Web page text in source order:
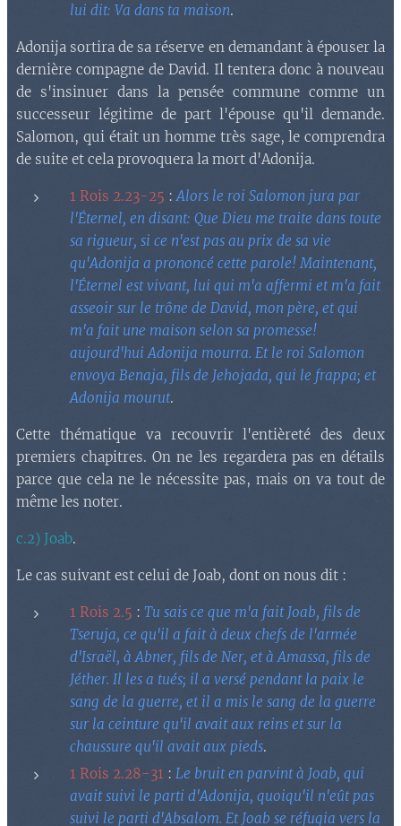
lui dit: Va dans ta maison.
Adonija sortira de sa réserve en demandant à épouser la
dernière compagne de David. Il tentera donc à nouveau
de s'insinuer dans la pensée commune comme un
successeur légitime de part l'épouse qu'il demande.
Salomon, qui était un homme très sage, le comprendra
de suite et cela provoquera la mort d'Adonija.
1 Rois 2.23-25 : Alors le roi Salomon jura par
l'Éternel, en disant: Que Dieu me traite dans toute
sa rigueur, si ce n'est pas au prix de sa vie
qu'Adonija a prononcé cette parole! Maintenant,
l'Éternel est vivant, lui qui m'a affermi et m'a fait
asseoir sur le trône de David, mon père, et qui
m'a fait une maison selon sa promesse!
aujourd'hui Adonija mourra. Et le roi Salomon
envoya Benaja, fils de Jehojada, qui le frappa; et
Adonija mourut.
Cette thématique va recouvrir l'entièreté des deux
premiers chapitres. On ne les regardera pas en détails
parce que cela ne le nécessite pas, mais on va tout de
même les noter.
c.2) Joab.
Le cas suivant est celui de Joab, dont on nous dit :
1 Rois 2.5 : Tu sais ce que m'a fait Joab, fils de
Tseruja, ce qu'il a fait à deux chefs de l'armée
d'Israël, à Abner, fils de Ner, et à Amassa, fils de
Jéther. Il les a tués; il a versé pendant la paix le
sang de la guerre, et il a mis le sang de la guerre
sur la ceinture qu'il avait aux reins et sur la
chaussure qu'il avait aux pieds.
1 Rois 2.28-31 : Le bruit en parvint à Joab, qui
avait suivi le parti d'Adonija, quoiqu'il n'eût pas
suivi le parti d'Absalom. Et Joab se réfugia vers la